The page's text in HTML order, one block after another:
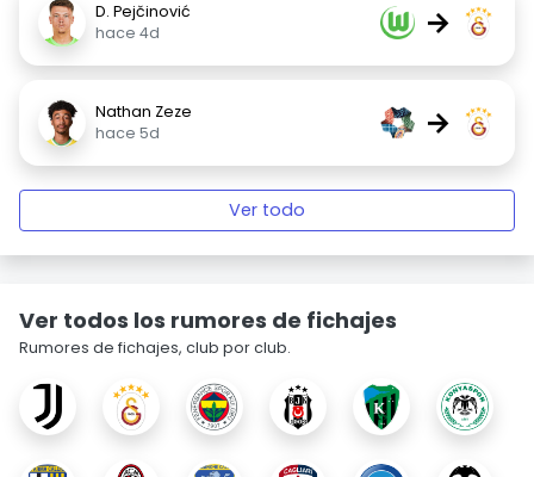
D. Pejčinović
hace 4d
→
Nathan Zeze
hace 5d
→
Ver todo
Ver todos los rumores de fichajes
Rumores de fichajes, club por club.